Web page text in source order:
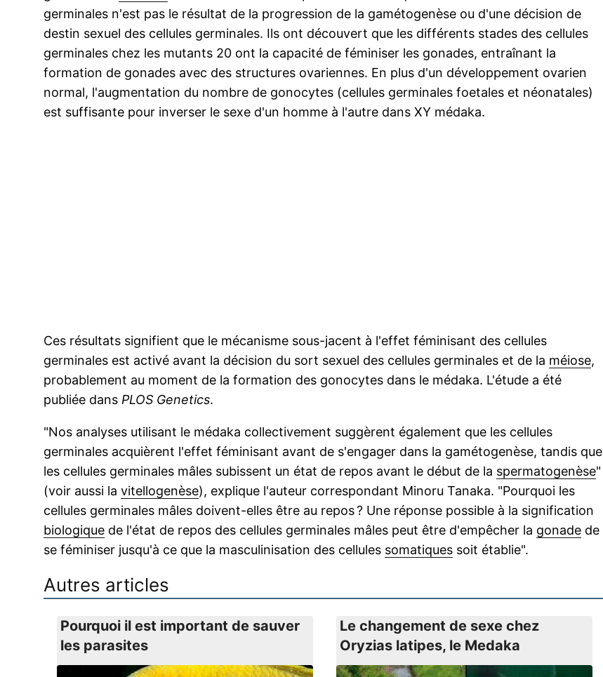
germinales n'est pas le résultat de la progression de la gamétogenèse ou d'une décision de
destin sexuel des cellules germinales. Ils ont découvert que les différents stades des cellules
germinales chez les mutants 20 ont la capacité de féminiser les gonades, entraînant la
formation de gonades avec des structures ovariennes. En plus d'un développement ovarien
normal, l'augmentation du nombre de gonocytes (cellules germinales foetales et néonatales)
est suffisante pour inverser le sexe d'un homme à l'autre dans XY médaka.
Ces résultats signifient que le mécanisme sous-jacent à l'effet féminisant des cellules
germinales est activé avant la décision du sort sexuel des cellules germinales et de la méiose,
probablement au moment de la formation des gonocytes dans le médaka. L'étude a été
publiée dans PLOS Genetics.
"Nos analyses utilisant le médaka collectivement suggèrent également que les cellules
germinales acquièrent l'effet féminisant avant de s'engager dans la gamétogenèse, tandis que
les cellules germinales mâles subissent un état de repos avant le début de la spermatogenèse"
(voir aussi la vitellogenèse), explique l'auteur correspondant Minoru Tanaka. "Pourquoi les
cellules germinales mâles doivent-elles être au repos ? Une réponse possible à la signification
biologique de l'état de repos des cellules germinales mâles peut être d'empêcher la gonade de
se féminiser jusqu'à ce que la masculinisation des cellules somatiques soit établie".
Autres articles
Pourquoi il est important de sauver
les parasites
Le changement de sexe chez
Oryzias latipes, le Medaka